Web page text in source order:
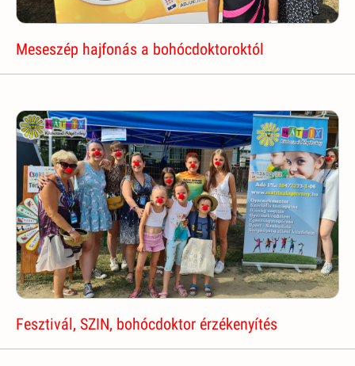
Meseszép hajfonás a bohócdoktoroktól
Fesztivál, SZIN, bohócdoktor érzékenyítés